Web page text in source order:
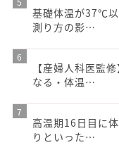
基礎体温が37℃以
測り方の影…
【産婦人科医監
なる・体温…
高温期16日目に
りといった…